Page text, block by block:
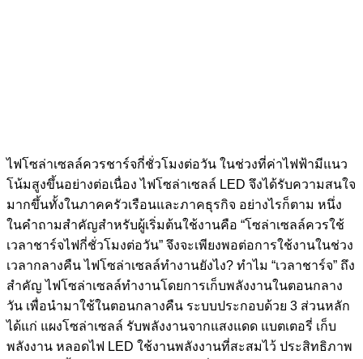
ไฟโซล่าเซลล์ควรชาร์จกี่ชั่วโมงต่อวัน ในช่วงที่ค่าไฟฟ้ามีแนว
โน้มสูงขึ้นอย่างต่อเนื่อง ไฟโซล่าเซลล์ LED จึงได้รับความสนใจ
มากขึ้นทั้งในภาคครัวเรือนและภาคธุรกิจ อย่างไรก็ตาม หนึ่ง
ในคำถามสำคัญสำหรับผู้เริ่มต้นใช้งานคือ “โซล่าเซลล์ควรใช้
เวลาชาร์จไฟกี่ชั่วโมงต่อวัน” จึงจะเพียงพอต่อการใช้งานในช่วง
เวลากลางคืน ไฟโซล่าเซลล์ทำงานยังไง? ทำไม “เวลาชาร์จ” ถึง
สำคัญ ไฟโซล่าเซลล์ทำงานโดยการเก็บพลังงานในตอนกลาง
วัน เพื่อนำมาใช้ในตอนกลางคืน ระบบประกอบด้วย 3 ส่วนหลัก
ได้แก่ แผงโซล่าเซลล์ รับพลังงานจากแสงแดด แบตเตอรี่ เก็บ
พลังงาน หลอดไฟ LED ใช้งานพลังงานที่สะสมไว้ ประสิทธิภาพ